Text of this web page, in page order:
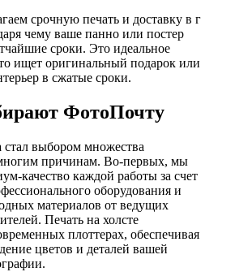
срочную печать и доставку в г
чему ваше панно или постер
сроки. Это идеальное
ищет оригинальный подарок или
в сжатые сроки.
ФотоПочту
выбором множества
причинам. Во-первых, мы
качество каждой работы за счет
оборудования и
материалов от ведущих
Печать на холсте
плоттерах, обеспечивая
цветов и деталей вашей